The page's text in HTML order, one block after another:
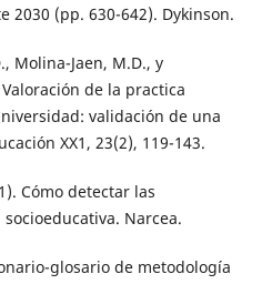
2030 (pp. 630-642). Dykinson.
Molina-Jaen, M.D., y
de la practica
validación de una
XX1, 23(2), 119-143.
Cómo detectar las
Narcea.
glosario de metodología